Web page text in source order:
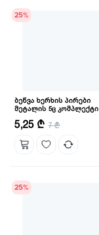
25%
ბეწვა ხერხის პირები
მეტალის 5ც კომპლექტი
რაოდენობა: 5 ც
5,25 ₾ 7 ₾
25%